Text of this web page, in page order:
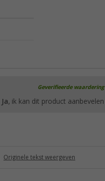
Geverifieerde waardering
Ja, ik kan dit product aanbevelen
Originele tekst weergeven